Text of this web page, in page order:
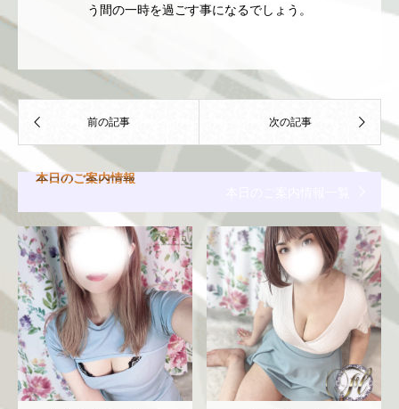
う間の一時を過ごす事になるでしょう。
本日のご案内情報